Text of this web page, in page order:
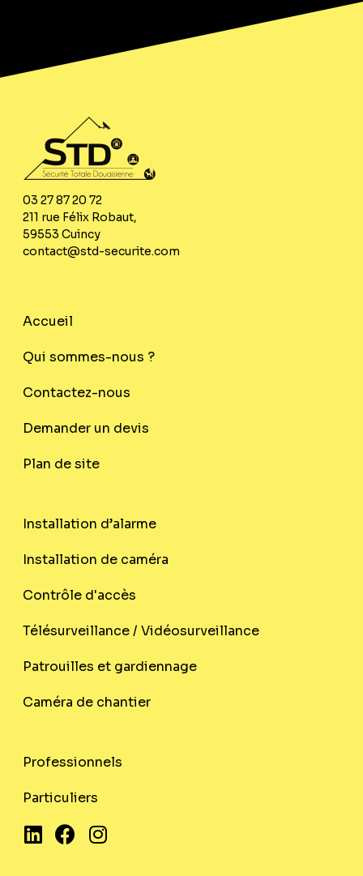
03 27 87 20 72
211 rue Félix Robaut,
59553 Cuincy
contact@std-securite.com
Accueil
Qui sommes-nous ?
Contactez-nous
Demander un devis
Plan de site
Installation d’alarme
Installation de caméra
Contrôle d'accès
Télésurveillance / Vidéosurveillance
Patrouilles et gardiennage
Caméra de chantier
Professionnels
Particuliers